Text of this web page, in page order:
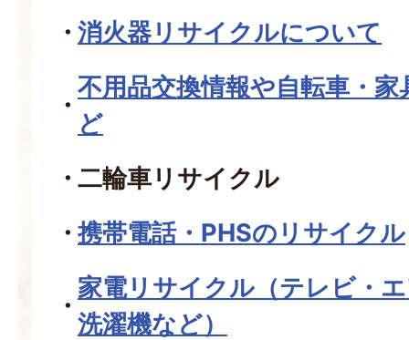
消火器リサイクルについて
不用品交換情報や自転車・
ど
二輪車リサイクル
携帯電話・PHSのリサイクル
家電リサイクル（テレビ・
洗濯機など）